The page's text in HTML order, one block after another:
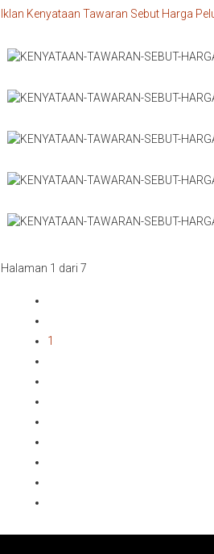
Iklan Kenyataan Tawaran Sebut Harga
Halaman 1 dari 7
1